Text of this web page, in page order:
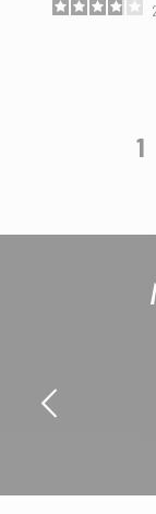
1